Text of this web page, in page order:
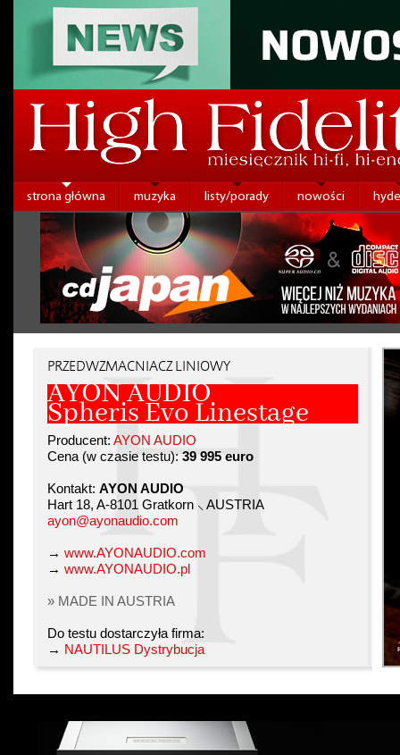
strona główna muzyka listy/porady nowości
PRZEDWZMACNIACZ LINIOWY
AYON AUDIO
Spheris Evo Linestage
Producent: AYON AUDIO
Cena (w czasie testu): 39 995 euro
Kontakt: AYON AUDIO
Hart 18, A-8101 Gratkorn ⸜ AUSTRIA
ayon@ayonaudio.com
→ www.AYONAUDIO.com
→ www.AYONAUDIO.pl
» MADE IN AUSTRIA
Do testu dostarczyła firma:
→ NAUTILUS Dystrybucja